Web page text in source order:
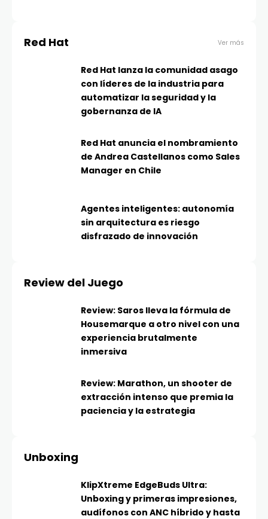
Red Hat Ver más
Red Hat lanza la comunidad asago
con líderes de la industria para
automatizar la seguridad y la
gobernanza de IA
Red Hat anuncia el nombramiento
de Andrea Castellanos como Sales
Manager en Chile
Agentes inteligentes: autonomía
sin arquitectura es riesgo
disfrazado de innovación
Review del Juego
Review: Saros lleva la fórmula de
Housemarque a otro nivel con una
experiencia brutalmente
inmersiva
Review: Marathon, un shooter de
extracción intenso que premia la
paciencia y la estrategia
Unboxing
KlipXtreme EdgeBuds Ultra:
Unboxing y primeras impresiones,
audífonos con ANC híbrido y hasta